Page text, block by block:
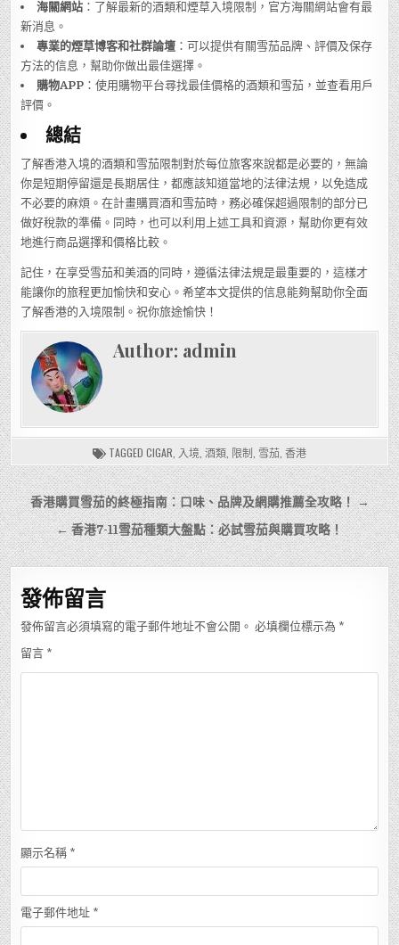
海關網站 ：了解最新的酒類和煙草入境限制，官方海關網站會有最
新消息。
專業的煙草博客和社群論壇 ：可以提供有關雪茄品牌、評價及保存
方法的信息，幫助你做出最佳選擇。
購物APP ：使用購物平台尋找最佳價格的酒類和雪茄，並查看用戶
評價。
總結
了解香港入境的酒類和雪茄限制對於每位旅客來說都是必要的，無論
你是短期停留還是長期居住，都應該知道當地的法律法規，以免造成
不必要的麻煩。在計畫購買酒和雪茄時，務必確保超過限制的部分已
做好稅款的準備。同時，也可以利用上述工具和資源，幫助你更有效
地進行商品選擇和價格比較。
記住，在享受雪茄和美酒的同時，遵循法律法規是最重要的，這樣才
能讓你的旅程更加愉快和安心。希望本文提供的信息能夠幫助你全面
了解香港的入境限制。祝你旅途愉快！
Author: admin
TAGGED CIGAR 入境 酒類 限制 雪茄 香港
文
章
導
覽
香港購買雪茄的終極指南：口味、品牌及網購推薦全攻略！ →
← 香港7-11雪茄種類大盤點：必試雪茄與購買攻略！
發佈留言
發佈留言必須填寫的電子郵件地址不會公開。 必填欄位標示為 *
留言 *
顯示名稱 *
電子郵件地址 *